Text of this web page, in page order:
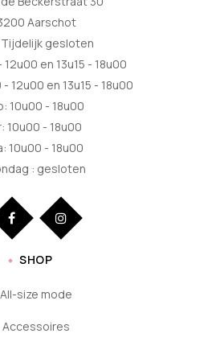
Aarschot
Tijdelijk gesloten
12u00 en 13u15 - 18u00
12u00 en 13u15 - 18u00
10u00 - 18u00
10u00 - 18u00
10u00 - 18u00
: gesloten
SHOP
All-size mode
Accessoires